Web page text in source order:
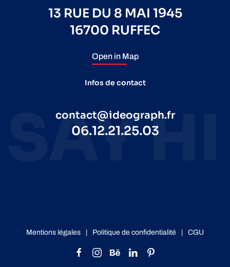
13 RUE DU 8 MAI 1945
16700 RUFFEC
Open in Map
Infos de contact
contact@ideograph.fr
06.12.21.25.03
Mentions légales Politique de confidentialité CGU